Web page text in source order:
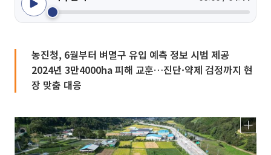
농진청, 6월부터 벼멸구 유입 예측 정보 시범 제공
2024년 3만4000ha 피해 교훈…진단·약제 검정까지 현
장 맞춤 대응